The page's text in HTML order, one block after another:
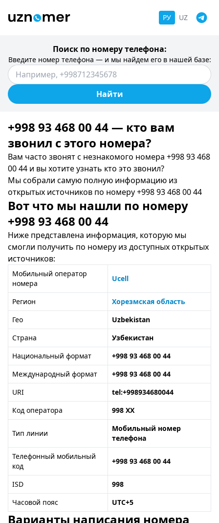
РУ UZ
Поиск по номеру телефона:
Введите номер телефона — и мы найдем его в нашей базе:
Найти
+998 93 468 00 44 — кто вам
звонил c этого номера?
Вам часто звонят с незнакомого номера +998 93 468
00 44 и вы хотите узнать кто это звонил?
Мы собрали самую полную информацию из
открытых источников по номеру +998 93 468 00 44
Вот что мы нашли по номеру
+998 93 468 00 44
Ниже представлена информация, которую мы
смогли получить по номеру из доступных открытых
источников:
Мобильный оператор
номера
Ucell
Регион
Хорезмская область
Гео
Uzbekistan
Страна
Узбекистан
Национальный формат
+998 93 468 00 44
Международный формат
+998 93 468 00 44
URI
tel:+998934680044
Код оператора
998 XX
Тип линии
Мобильный номер
телефона
Телефонный мобильный
код
+998 93 468 00 44
ISD
998
Часовой пояс
UTC+5
Варианты написания номера